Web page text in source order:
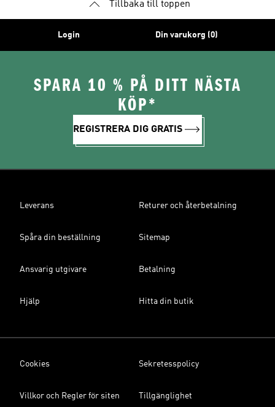
Tillbaka till toppen
Login Din varukorg (0)
SPARA 10 % PÅ DITT NÄSTA
KÖP*
REGISTRERA DIG GRATIS
Leverans Returer och återbetalning
Spåra din beställning Sitemap
Ansvarig utgivare Betalning
Hjälp Hitta din butik
Cookies Sekretesspolicy
Villkor och Regler för siten Tillgänglighet